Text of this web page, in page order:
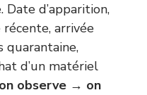
d’apparition,
arrivée
quarantaine,
d’un matériel
on observe → on